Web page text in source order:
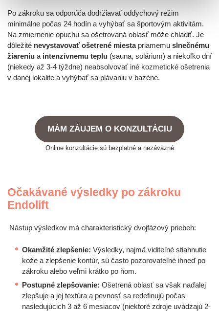
Po zákroku sa odporúča dodržiavať oddychový režim
minimálne počas 24 hodín a vyhýbať sa športovým aktivitám.
Na zmiernenie opuchu sa ošetrovaná oblasť môže chladiť. Je
dôležité nevystavovať ošetrené miestapriamemu slnečnému
žiareniu a intenzívnemu teplu (sauna, solárium) a niekoľko dní
(niekedy až 3-4 týždne) neabsolvovať iné kozmetické ošetrenia
v danej lokalite a vyhýbať sa plávaniu v bazéne.
MÁM ZÁUJEM O KONZULTÁCIU
Online konzultácie sú bezplatné a nezáväzné
Očakávané výsledky po zákroku
Endolift
Nástup výsledkov má charakteristický dvojfázový priebeh:
Okamžité zlepšenie: Výsledky, najmä viditeľné stiahnutie
kože a zlepšenie kontúr, sú často pozorovateľné ihneď po
zákroku alebo veľmi krátko po ňom.
Postupné zlepšovanie: Ošetrená oblasť sa však naďalej
zlepšuje a jej textúra a pevnosť sa redefinujú počas
nasledujúcich 3 až 6 mesiacov (niektoré zdroje uvádzajú 2-